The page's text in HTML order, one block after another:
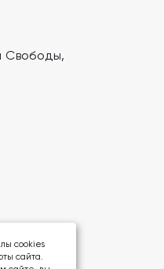
Свободы,
cookies
сайта.